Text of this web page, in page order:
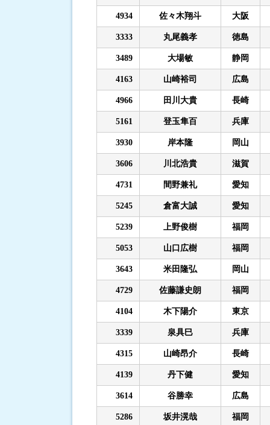
4934 佐々木翔斗 大阪
3333 丸尾義孝 徳島
3489 大場敏 静岡
4163 山崎裕司 広島
4966 田川大貴 長崎
5161 登玉隼百 兵庫
3930 岸本隆 岡山
3606 川北浩貴 滋賀
4731 間野兼礼 愛知
5245 倉富大誠 愛知
5239 上野俊樹 福岡
5053 山口広樹 福岡
3643 米田隆弘 岡山
4729 佐藤謙史朗 福岡
4104 木下陽介 東京
3339 泉具巳 兵庫
4315 山崎昂介 長崎
4139 丹下健 愛知
3614 谷勝幸 広島
5286 坂井滉哉 福岡